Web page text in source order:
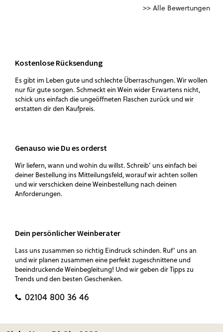
>> Alle Bewertungen
Kostenlose Rücksendung
Es gibt im Leben gute und schlechte Überraschungen. Wir wollen
nur für gute sorgen. Schmeckt ein Wein wider Erwartens nicht,
schick uns einfach die ungeöffneten Flaschen zurück und wir
erstatten dir den Kaufpreis.
Genauso wie Du es orderst
Wir liefern, wann und wohin du willst. Schreib‘ uns einfach bei
deiner Bestellung ins Mitteilungsfeld, worauf wir achten sollen
und wir verschicken deine Weinbestellung nach deinen
Anforderungen.
Dein persönlicher Weinberater
Lass uns zusammen so richtig Eindruck schinden. Ruf‘ uns an
und wir planen zusammen eine perfekt zugeschnittene und
beeindruckende Weinbegleitung! Und wir geben dir Tipps zu
Trends und den besten Geschenken.
02104 800 36 46